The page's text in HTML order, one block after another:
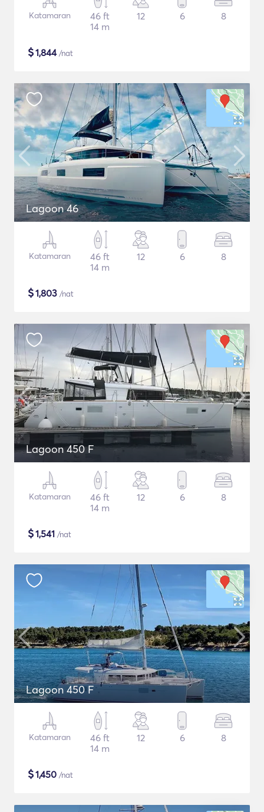
Katamaran
46 ft
14 m
12 6 8
$1,844/nat
Lagoon 46
Katamaran
46 ft
14 m
12 6 8
$1,803 /nat
Lagoon 450 F
Katamaran
46 ft
14 m
12 6 8
$1,541 /nat
Lagoon 450 F
Katamaran
46 ft
14 m
12 6 8
$1,450 /nat